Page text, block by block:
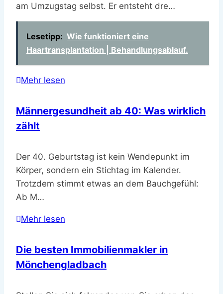
am Umzugstag selbst. Er entsteht dre…
Lesetipp: Wie funktioniert eine
Haartransplantation | Behandlungsablauf.
Mehr lesen
Männergesundheit ab 40: Was wirklich
zählt
Der 40. Geburtstag ist kein Wendepunkt im
Körper, sondern ein Stichtag im Kalender.
Trotzdem stimmt etwas an dem Bauchgefühl:
Ab M…
Mehr lesen
Die besten Immobilienmakler in
Mönchengladbach